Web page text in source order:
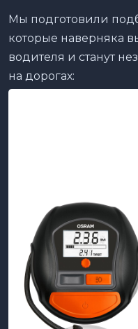
Мы подготовили
которые наверняка
водителя и станут
на дорогах: